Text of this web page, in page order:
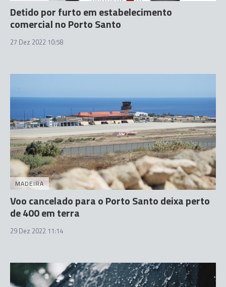
Detido por furto em estabelecimento
comercial no Porto Santo
27 Dez 2022 10:58
MADEIRA
Voo cancelado para o Porto Santo deixa perto
de 400 em terra
29 Dez 2022 11:14